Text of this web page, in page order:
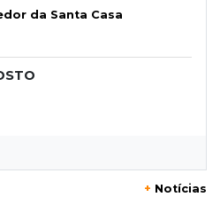
da Santa Casa
+ Notícias